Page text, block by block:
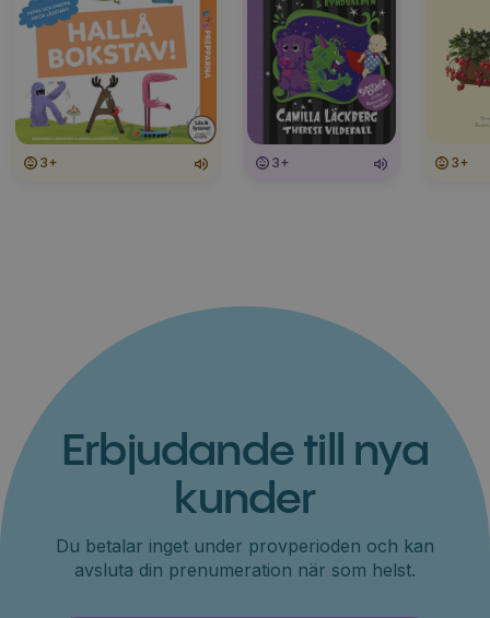
3+ 3+ 3+
Erbjudande till nya
kunder
Du betalar inget under provperioden och kan
avsluta din prenumeration när som helst.